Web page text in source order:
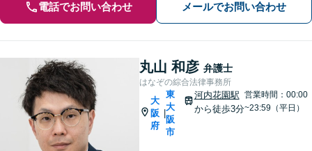
電話でお問い合わせ メールでお問い合わせ
丸山 和彦 弁護士
はなぞの綜合法律事務所
大
阪
府
東
大
阪
市
河内花園駅
から徒歩3分
営業時間：00:00
~23:59（平日）